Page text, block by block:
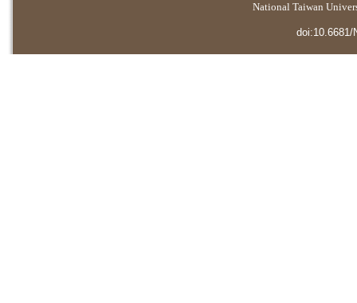
National Taiwan
doi:10.6681/